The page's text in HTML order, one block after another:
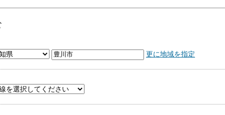
更に地域を指定